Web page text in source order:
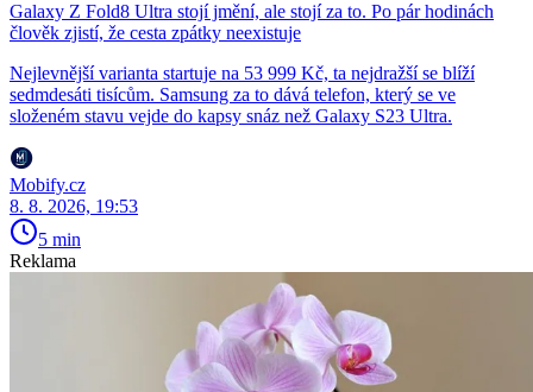
Galaxy Z Fold8 Ultra stojí jmění, ale stojí za to. Po pár hodinách
člověk zjistí, že cesta zpátky neexistuje
Nejlevnější varianta startuje na 53 999 Kč, ta nejdražší se blíží
sedmdesáti tisícům. Samsung za to dává telefon, který se ve
složeném stavu vejde do kapsy snáz než Galaxy S23 Ultra.
Mobify.cz
8. 8. 2026, 19:53
5 min
Reklama